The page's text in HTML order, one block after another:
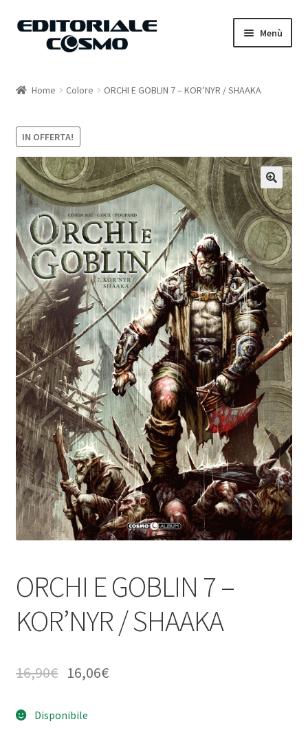
Vai
Vai
Menù
Carrello
Il mio account
Home Colore ORCHI E GOBLIN 7 – KOR’NYR / SHAAKA
IN OFFERTA!
ORCHI E GOBLIN 7 –
KOR’NYR / SHAAKA
16,90€ 16,06€
Disponibile